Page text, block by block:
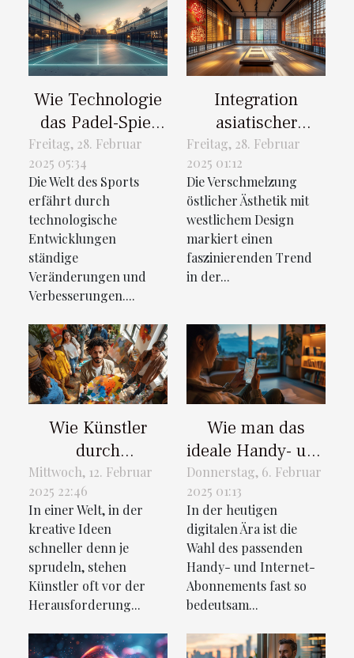
Wie Technologie
das Padel-Spiel
beeinflusst: Eine
detaillierte
Analyse
Freitag, 28. Februar
2025 05:34
Die Welt des Sports
erfährt durch
technologische
Entwicklungen
ständige
Veränderungen und
Verbesserungen....
Integration
asiatischer
Kunststile in
zeitgenössisches
Design
Freitag, 28. Februar
2025 01:12
Die Verschmelzung
östlicher Ästhetik mit
westlichem Design
markiert einen
faszinierenden Trend
in der...
Wie Künstler
durch
Crowdfunding
ihre Projekte
finanzieren
können
Mittwoch, 12. Februar
2025 22:46
In einer Welt, in der
kreative Ideen
schneller denn je
sprudeln, stehen
Künstler oft vor der
Herausforderung...
Wie man das
ideale Handy- und
Internet-Abo in
der Schweiz findet
Donnerstag, 6. Februar
2025 01:13
In der heutigen
digitalen Ära ist die
Wahl des passenden
Handy- und Internet-
Abonnements fast so
bedeutsam...